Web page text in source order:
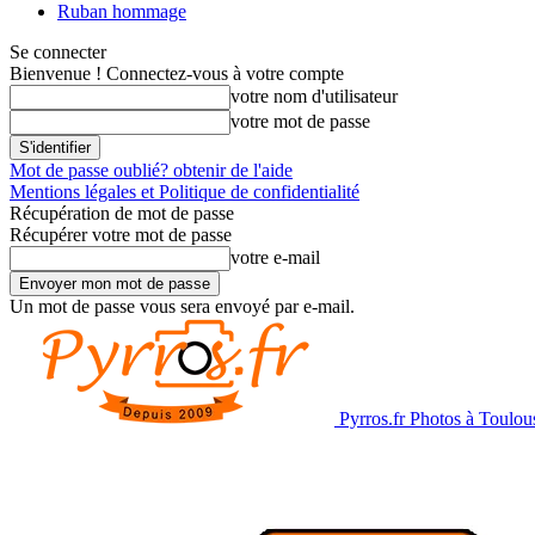
Ruban hommage
Se connecter
Bienvenue ! Connectez-vous à votre compte
votre nom d'utilisateur
votre mot de passe
Mot de passe oublié? obtenir de l'aide
Mentions légales et Politique de confidentialité
Récupération de mot de passe
Récupérer votre mot de passe
votre e-mail
Un mot de passe vous sera envoyé par e-mail.
Pyrros.fr Photos à